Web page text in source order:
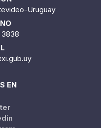
Uruguay
3838
EN